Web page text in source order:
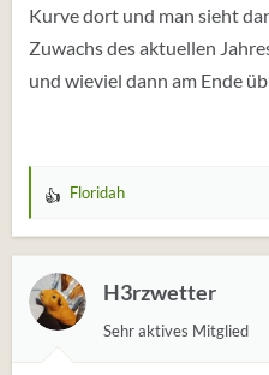
Kurve dort und man sieht
Zuwachs des aktuellen
und wieviel dann am Ende
W
r
t
u
n
Floridah
H3rzwetter
Sehr aktives Mitglied